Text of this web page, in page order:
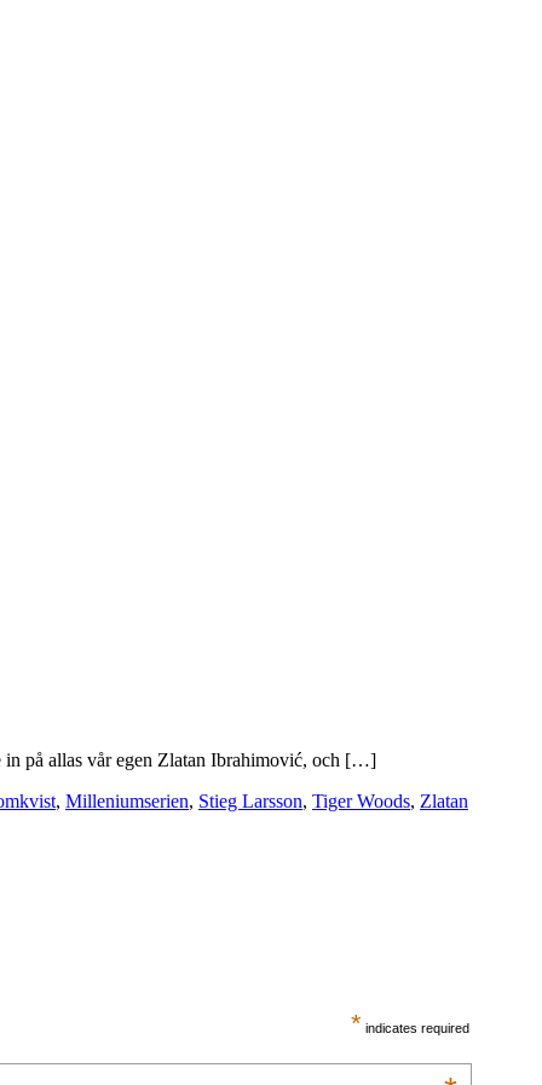
in på allas vår egen Zlatan Ibrahimović, och […]
, Milleniumserien, Stieg Larsson, Tiger Woods, Zlatan
* indicates required